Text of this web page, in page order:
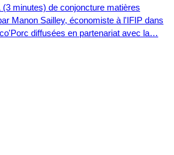
minutes) de conjoncture matières
Manon Sailley, économiste à l'IFIP dans
diffusées en partenariat avec la…